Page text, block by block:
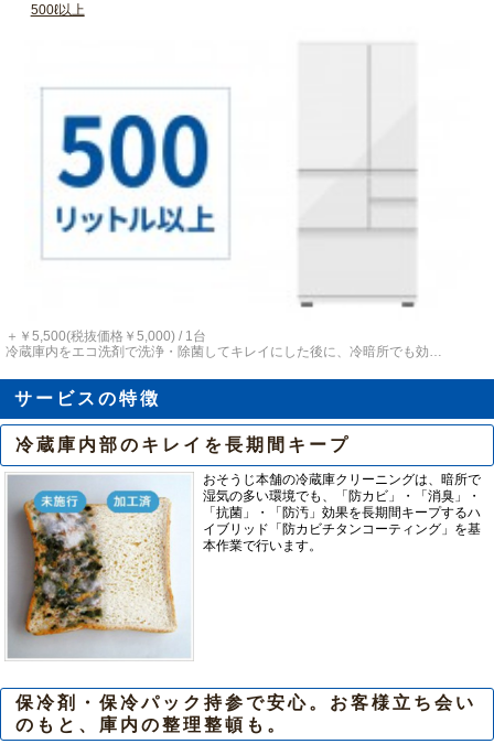
500ℓ以上
＋￥5,500(税抜価格￥5,000) / 1台
冷蔵庫内をエコ洗剤で洗浄・除菌してキレイにした後に、冷暗所でも効…
サービスの特徴
冷蔵庫内部のキレイを長期間キープ
おそうじ本舗の冷蔵庫クリーニングは、暗所で
湿気の多い環境でも、「防カビ」・「消臭」・
「抗菌」・「防汚」効果を長期間キープするハ
イブリッド「防カビチタンコーティング」を基
本作業で行います。
保冷剤・保冷パック持参で安心。お客様立ち会い
のもと、庫内の整理整頓も。